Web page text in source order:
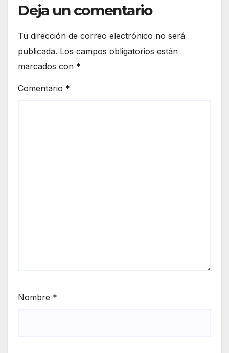
Deja un comentario
Tu dirección de correo electrónico no será
publicada. Los campos obligatorios están
marcados con *
Comentario *
Nombre *